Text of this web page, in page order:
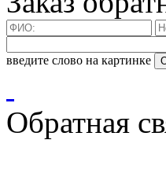
введите слово на картинке
Обратная